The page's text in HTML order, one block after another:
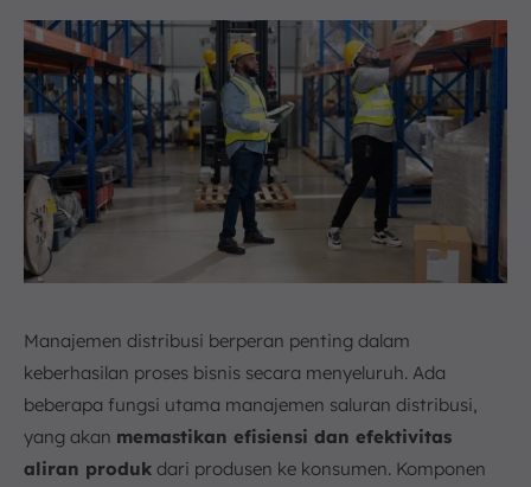
Manajemen distribusi berperan penting dalam
keberhasilan proses bisnis secara menyeluruh. Ada
beberapa fungsi utama manajemen saluran distribusi,
yang akan memastikan efisiensi dan efektivitas
aliran produk dari produsen ke konsumen. Komponen